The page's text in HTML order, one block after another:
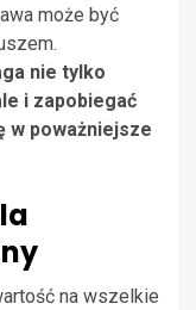
może być
nie tylko
i zapobiegać
w poważniejsze
na wszelkie